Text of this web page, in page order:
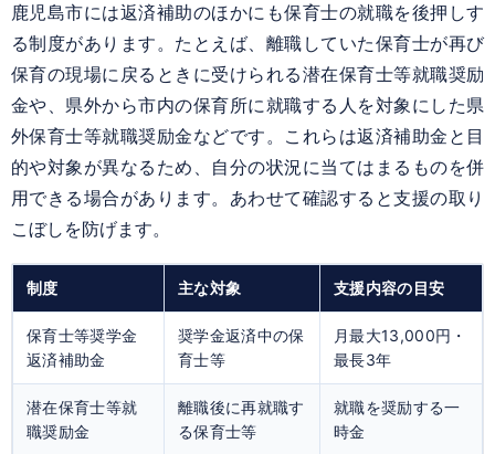
鹿児島市には返済補助のほかにも保育士の就職を後押しす
る制度があります。たとえば、離職していた保育士が再び
保育の現場に戻るときに受けられる潜在保育士等就職奨励
金や、県外から市内の保育所に就職する人を対象にした県
外保育士等就職奨励金などです。これらは返済補助金と目
的や対象が異なるため、自分の状況に当てはまるものを併
用できる場合があります。あわせて確認すると支援の取り
こぼしを防げます。
制度 主な対象 支援内容の目安
保育士等奨学金
返済補助金
奨学金返済中の保
育士等
月最大13,000円・
最長3年
潜在保育士等就
職奨励金
離職後に再就職す
る保育士等
就職を奨励する一
時金